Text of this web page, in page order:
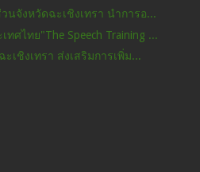
นจังหวัดฉะเชิงเทรา นำการอ...
ศไทย"The Speech Training ...
เชิงเทรา ส่งเสริมการเพิ่ม...